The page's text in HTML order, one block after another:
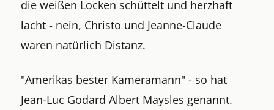
die weißen Locken schüttelt und herzhaft
lacht - nein, Christo und Jeanne-Claude
waren natürlich Distanz.
"Amerikas bester Kameramann" - so hat
Jean-Luc Godard Albert Maysles genannt.